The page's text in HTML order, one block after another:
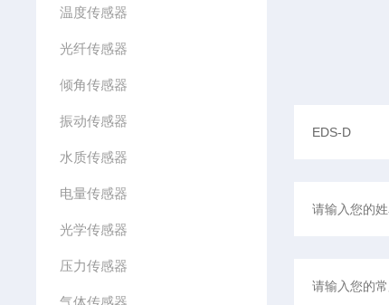
温度传感器
光纤传感器
倾角传感器
振动传感器
水质传感器
电量传感器
光学传感器
压力传感器
气体传感器